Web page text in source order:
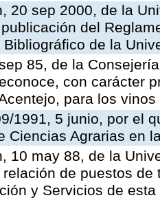
20 sep 2000, de la
del
Bibliográfico de la
85, de la
con carácter
para los
1991, 5 junio, por el
Ciencias Agrarias en
10 may 88, de la
de puestos
y Servicios de